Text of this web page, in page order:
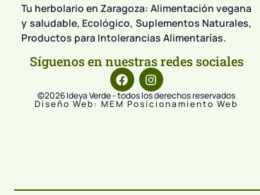
Tu herbolario en Zaragoza: Alimentación vegana
y saludable, Ecológico, Suplementos Naturales,
Productos para Intolerancias Alimentarías.
Síguenos en nuestras redes sociales
©2026 Ideya Verde - todos los derechos reservados
Diseño Web: MEM Posicionamiento Web